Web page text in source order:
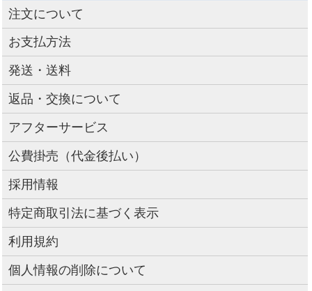
注文について
お支払方法
発送・送料
返品・交換について
アフターサービス
公費掛売（代金後払い）
採用情報
特定商取引法に基づく表示
利用規約
個人情報の削除について